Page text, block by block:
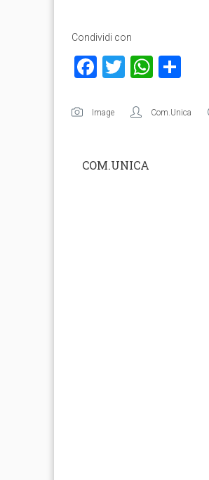
Condividi con
Facebook
Twitter
Image Com.Unica
COM.UNICA